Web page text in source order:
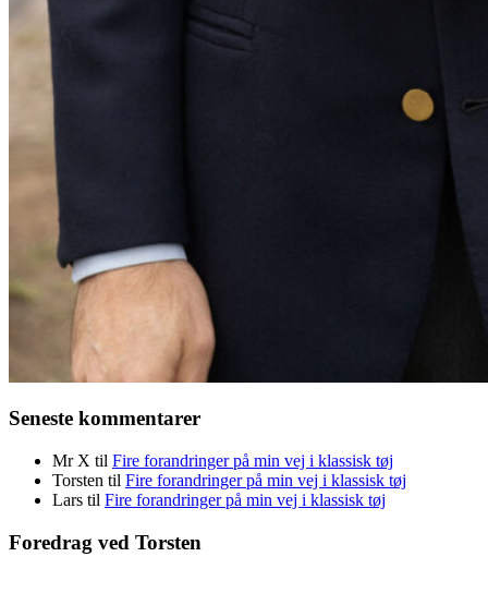
Seneste kommentarer
Mr X til Fire forandringer på min vej i klassisk tøj
Torsten til Fire forandringer på min vej i klassisk tøj
Lars til Fire forandringer på min vej i klassisk tøj
Foredrag ved Torsten